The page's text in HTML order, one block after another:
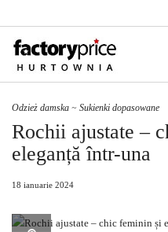
Odzież damska ~ Sukienki dopasowane
Rochii ajustate –
eleganță într-una
18 ianuarie 2024